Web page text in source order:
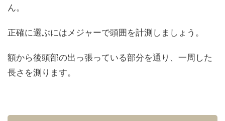
ん。
正確に選ぶにはメジャーで頭囲を計測しましょう。
額から後頭部の出っ張っている部分を通り、一周した
長さを測ります。